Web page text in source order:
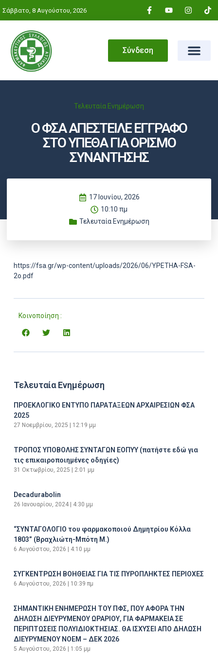
Σάββατο, 8 Αυγούστου, 2026
Σύνδεση
Τελευταία Ενημέρωση
Ο ΦΣΑ ΑΠΕΣΤΕΙΛΕ ΕΓΓΡΑΦΟ
ΣΤΟ ΥΠΕΘΑ ΓΙΑ ΟΡΙΣΜΟ
ΣΥΝΑΝΤΗΣΗΣ
17 Ιουνίου, 2026
10:10 πμ
Τελευταία Ενημέρωση
https://fsa.gr/wp-content/uploads/2026/06/YPETHA-FSA-
2o.pdf
Κοινοποίηση :
Τελευταία Ενημέρωση
ΠΡΟΕΚΛΟΓΙΚΟ ΕΝΤΥΠΟ ΠΑΡΑΤΑΞΕΩΝ ΑΡΧΑΙΡΕΣΙΩΝ ΦΣΑ
2025
27 Νοεμβρίου, 2025 12:19 μμ
ΤΡΟΠΟΣ ΥΠΟΒΟΛΗΣ ΣΥΝΤΑΓΩΝ ΕΟΠΥΥ (πατήστε εδώ για
τις επικαιροποιημένες οδηγίες)
31 Οκτωβρίου, 2025 2:01 μμ
Decadurabolin
26 Ιανουαρίου, 2024 4:30 μμ
“ΣΥΝΤΑΓΟΛΟΓΙΟ του φαρμακοποιού Δημητρίου Κόλλα
1803” (Βραχλιώτη-Μπότη Μ.)
6 Αυγούστου, 2026 4:10 μμ
ΣΥΓΚΕΝΤΡΩΣΗ ΒΟΗΘΕΙΑΣ ΓΙΑ ΤΙΣ ΠΥΡΟΠΛΗΚΤΕΣ ΠΕΡΙΟΧΕΣ
6 Αυγούστου, 2026 10:39 πμ
ΣΗΜΑΝΤΙΚΗ ΕΝΗΜΕΡΩΣΗ ΤΟΥ ΠΦΣ, ΠΟΥ ΑΦΟΡΑ ΤΗΝ
ΔΗΛΩΣΗ ΔΙΕΥΡΥΜΕΝΟΥ ΩΡΑΡΙΟΥ, ΓΙΑ ΦΑΡΜΑΚΕΙΑ ΣΕ
ΠΕΡΙΠΤΩΣΕΙΣ ΠΟΛΥΙΔΙΟΚΤΗΣΙΑΣ. ΘΑ ΙΣΧΥΣΕΙ ΑΠΟ ΔΗΛΩΣΗ
ΔΙΕΥΡΥΜΕΝΟΥ ΝΟΕΜ – ΔΕΚ 2026
5 Αυγούστου, 2026 1:05 μμ